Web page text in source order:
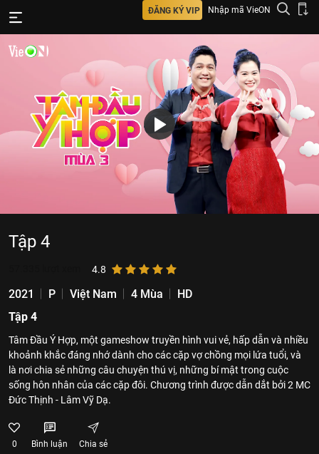
ĐĂNG KÝ VIP Nhập mã VieON
Tập 4
4.8
2021 P Việt Nam 4 Mùa
HD
Tập 4
Tâm Đầu Ý Hợp, một gameshow truyền hình vui vẻ, hấp dẫn và nhiều
khoảnh khắc đáng nhớ dành cho các cặp vợ chồng mọi lứa tuổi, và
là nơi chia sẻ những câu chuyện thú vị, những bí mật trong cuộc
sống hôn nhân của các cặp đôi. Chương trình được dẫn dắt bởi 2 MC
Đức Thịnh - Lâm Vỹ Dạ.
0 Bình luận Chia sẻ